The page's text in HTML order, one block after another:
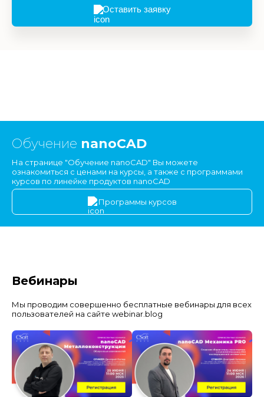
Оставить заявку
Обучение nanoCAD
На странице "Обучение nanoCAD" Вы можете
ознакомиться с ценами на курсы, а также с программами
курсов по линейке продуктов nanoCAD
Программы курсов
Вебинары
Мы проводим совершенно бесплатные вебинары для всех
пользователей на сайте webinar.blog